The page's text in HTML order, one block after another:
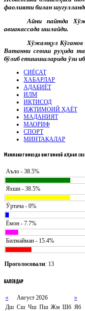
фаолияти билан
Айни пайтда
авиакассада ишлайди.
Хўжамқул
Ватанни севиш руҳида
бўлиб етишишларида ўзи
СИЁСАТ
ХАБАРЛАР
АДАБИЁТ
ИЛМ
ИҚТИСОД
ИЖТИМОИЙ ҲАЁТ
МАДАНИЯТ
МАОРИФ
СПОРТ
МИНТАҚАЛАР
Мамлакатимиздаижтимоий аҳвол
Аъло - 38.5%
Яхши - 38.5%
Ӯртача - 0%
Ёмон - 7.7%
Билмайман - 15.4%
Проголосовали: 13
КАЛЕНДАР
« Август 2026
»
Дш Сш Чш Пш Жм Шб Яб